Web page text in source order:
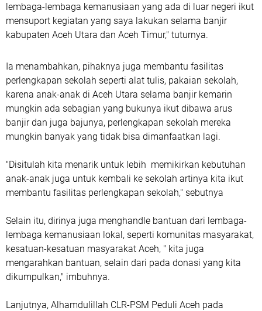
lembaga-lembaga kemanusiaan yang ada di luar negeri ikut
mensuport kegiatan yang saya lakukan selama banjir
kabupaten Aceh Utara dan Aceh Timur," tuturnya.
Ia menambahkan, pihaknya juga membantu fasilitas
perlengkapan sekolah seperti alat tulis, pakaian sekolah,
karena anak-anak di Aceh Utara selama banjir kemarin
mungkin ada sebagian yang bukunya ikut dibawa arus
banjir dan juga bajunya, perlengkapan sekolah mereka
mungkin banyak yang tidak bisa dimanfaatkan lagi.
"Disitulah kita menarik untuk lebih memikirkan kebutuhan
anak-anak juga untuk kembali ke sekolah artinya kita ikut
membantu fasilitas perlengkapan sekolah," sebutnya
Selain itu, dirinya juga menghandle bantuan dari lembaga-
lembaga kemanusiaan lokal, seperti komunitas masyarakat,
kesatuan-kesatuan masyarakat Aceh, " kita juga
mengarahkan bantuan, selain dari pada donasi yang kita
dikumpulkan," imbuhnya.
Lanjutnya, Alhamdulillah CLR-PSM Peduli Aceh pada